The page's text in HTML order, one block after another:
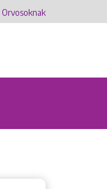
Orvosoknak